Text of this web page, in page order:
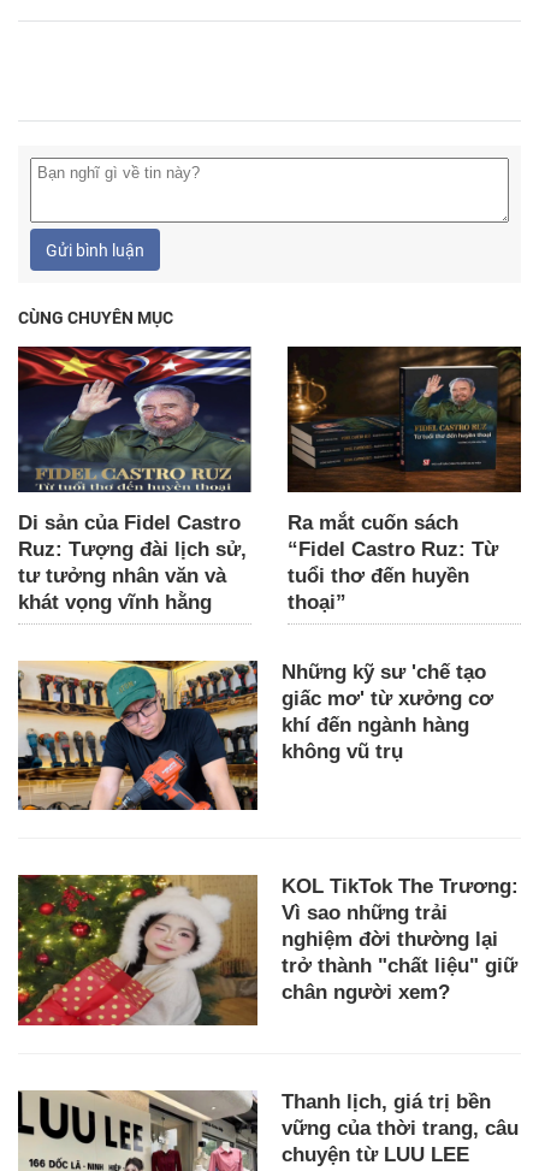
Gửi bình luận
CÙNG CHUYÊN MỤC
Di sản của Fidel Castro
Ruz: Tượng đài lịch sử,
tư tưởng nhân văn và
khát vọng vĩnh hằng
Ra mắt cuốn sách
“Fidel Castro Ruz: Từ
tuổi thơ đến huyền
thoại”
Những kỹ sư 'chế tạo
giấc mơ' từ xưởng cơ
khí đến ngành hàng
không vũ trụ
KOL TikTok The Trương:
Vì sao những trải
nghiệm đời thường lại
trở thành "chất liệu" giữ
chân người xem?
Thanh lịch, giá trị bền
vững của thời trang, câu
chuyện từ LUU LEE